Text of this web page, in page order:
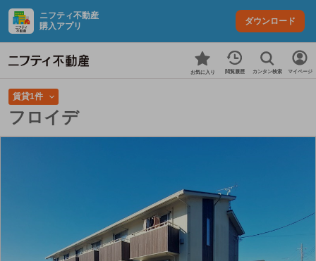
ニフティ不動産
購入アプリ
ダウンロード
お気に入り 閲覧履歴 カンタン検索 マイページ
賃貸1件
フロイデ